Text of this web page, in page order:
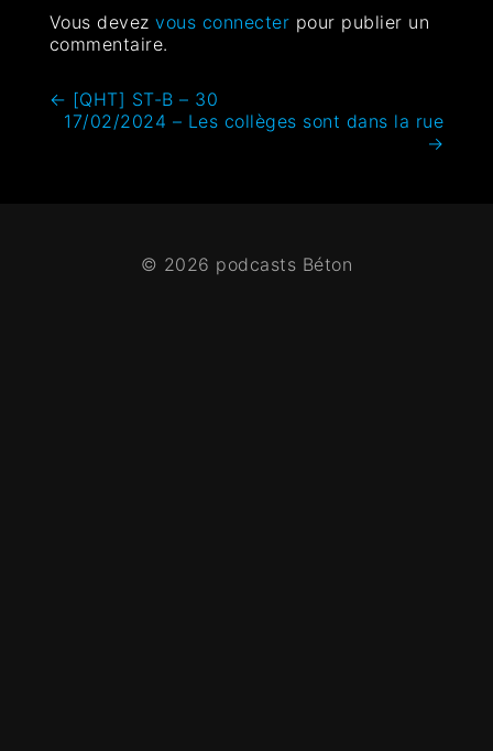
Vous devezvous connecter pour publier un
commentaire.
← [QHT] ST-B – 30
17/02/2024 – Les collèges sont dans la rue
→
© 2026 podcasts Béton